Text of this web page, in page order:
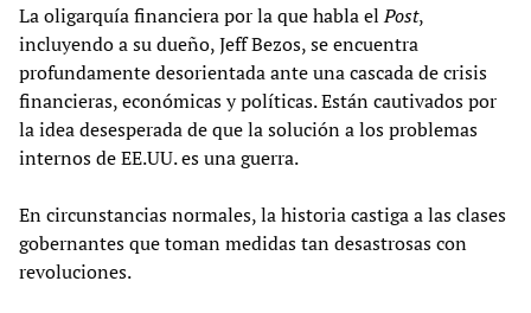
La oligarquía financiera por la que habla elPost,
incluyendo a su dueño, Jeff Bezos, se encuentra
profundamente desorientada ante una cascada de crisis
financieras, económicas y políticas. Están cautivados por
la idea desesperada de que la solución a los problemas
internos de EE.UU. es una guerra.
En circunstancias normales, la historia castiga a las clases
gobernantes que toman medidas tan desastrosas con
revoluciones.